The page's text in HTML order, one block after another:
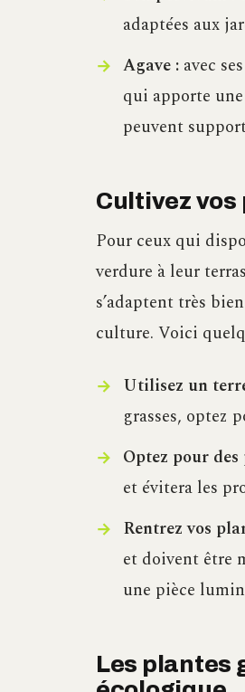
adaptées aux
Agave :avec
qui apporte
peuvent
Cultivez
Pour ceux qui
verdure à leur
s’adaptent très
culture. Voici
Utilisez un
grasses, optez
Optez pour
et évitera les
Rentrez vos
et doivent être
une pièce
Les plantes